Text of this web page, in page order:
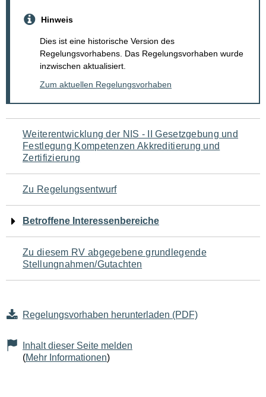
Hinweis
Dies ist eine historische Version des
Regelungsvorhabens. Das Regelungsvorhaben wurde
inzwischen aktualisiert.
Zum aktuellen Regelungsvorhaben
Navigation
für
den
Seiteninhalt
Weiterentwicklung der NIS - II Gesetzgebung und
Festlegung Kompetenzen Akkreditierung und
Zertifizierung
Zu Regelungsentwurf
Betroffene Interessenbereiche
Zu diesem RV abgegebene grundlegende
Stellungnahmen/Gutachten
Regelungsvorhaben herunterladen (PDF)
Inhalt dieser Seite melden
(Mehr Informationen)